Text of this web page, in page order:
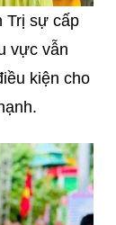
Trị sự cấp
vực vẫn
kiện cho